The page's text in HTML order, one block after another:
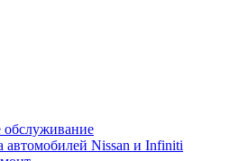
обслуживание
автомобилей Nissan и Infiniti